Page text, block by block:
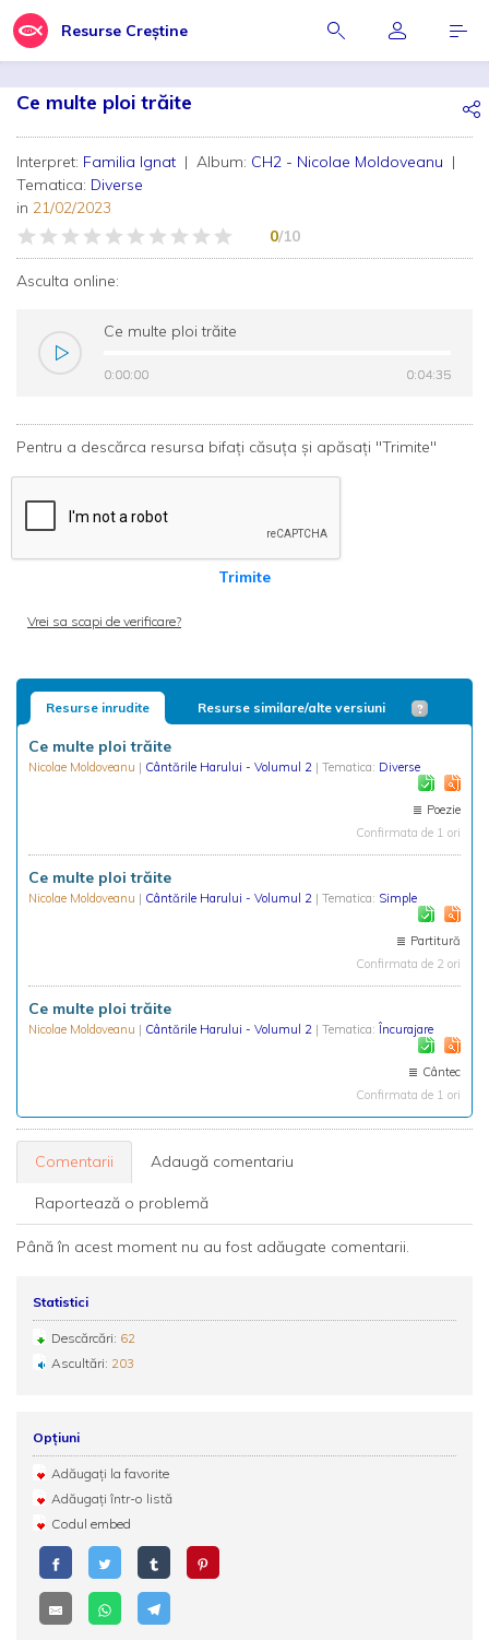
Resurse Creștine
Ce multe ploi trăite
Interpret: Familia Ignat | Album: CH2 - Nicolae Moldoveanu |
Tematica: Diverse
in 21/02/2023
0/10
Asculta online:
Ce multe ploi trăite
0:00:00 0:04:35
0:00:00 0:04:35
Pentru a descărca resursa bifați căsuța și apăsați "Trimite"
Trimite
Vrei sa scapi de verificare?
Resurse inrudite Resurse similare/alte versiuni
Ce multe ploi trăite
Nicolae Moldoveanu | Cântările Harului - Volumul 2 | Tematica: Diverse
Poezie
Confirmata de 1 ori
Ce multe ploi trăite
Nicolae Moldoveanu | Cântările Harului - Volumul 2 | Tematica: Simple
Partitură
Confirmata de 2 ori
Ce multe ploi trăite
Nicolae Moldoveanu | Cântările Harului - Volumul 2 | Tematica: Încurajare
Cântec
Confirmata de 1 ori
Comentarii Adaugă comentariu
Raportează o problemă
Până în acest moment nu au fost adăugate comentarii.
Statistici
Descărcări: 62
Ascultări: 203
Opțiuni
Adăugați la favorite
Adăugați într-o listă
Codul embed